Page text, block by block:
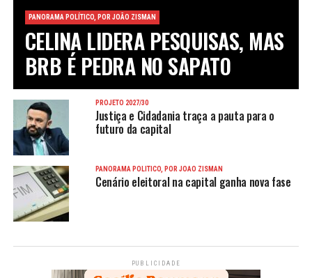
PANORAMA POLÍTICO, POR JOÃO ZISMAN
CELINA LIDERA PESQUISAS, MAS
BRB É PEDRA NO SAPATO
PROJETO 2027/30
Justiça e Cidadania traça a pauta para o
futuro da capital
PANORAMA POLÍTICO, POR JOÃO ZISMAN
Cenário eleitoral na capital ganha nova fase
PUBLICIDADE